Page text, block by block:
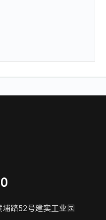
路52号建实工业园